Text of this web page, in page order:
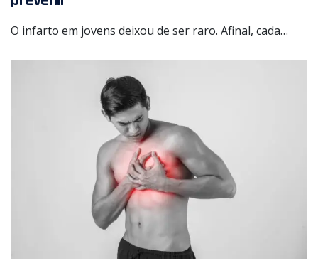
O infarto em jovens deixou de ser raro. Afinal, cada…